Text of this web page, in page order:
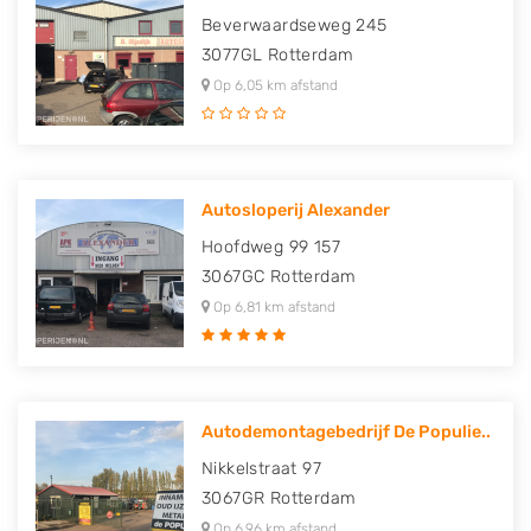
Beverwaardseweg 245
3077GL Rotterdam
Op 6,05 km afstand
Autosloperij Alexander
Hoofdweg 99 157
3067GC Rotterdam
Op 6,81 km afstand
Autodemontagebedrijf De Populie..
Nikkelstraat 97
3067GR Rotterdam